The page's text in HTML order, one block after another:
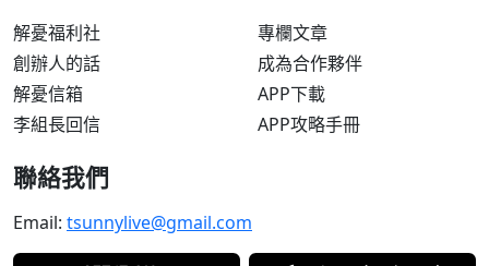
解憂福利社
創辦人的話
解憂信箱
李組長回信
專欄文章
成為合作夥伴
APP下載
APP攻略手冊
聯絡我們
Email: tsunnylive@gmail.com